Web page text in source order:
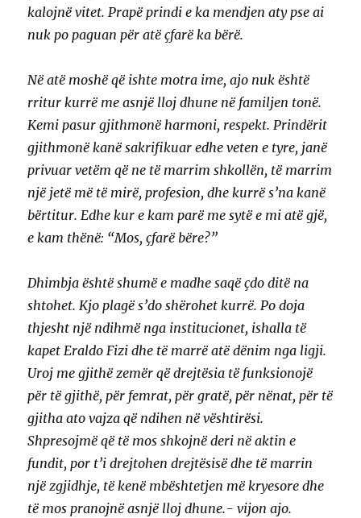
kalojnë vitet. Prapë prindi e ka mendjen aty pse ai
nuk po paguan për atë çfarë ka bërë.
Në atë moshë që ishte motra ime, ajo nuk është
rritur kurrë me asnjë lloj dhune në familjen tonë.
Kemi pasur gjithmonë harmoni, respekt. Prindërit
gjithmonë kanë sakrifikuar edhe veten e tyre, janë
privuar vetëm që ne të marrim shkollën, të marrim
një jetë më të mirë, profesion, dhe kurrë s’na kanë
bërtitur. Edhe kur e kam parë me sytë e mi atë gjë,
e kam thënë: “Mos, çfarë bëre?”
Dhimbja është shumë e madhe saqë çdo ditë na
shtohet. Kjo plagë s’do shërohet kurrë. Po doja
thjesht një ndihmë nga institucionet, ishalla të
kapet Eraldo Fizi dhe të marrë atë dënim nga ligji.
Uroj me gjithë zemër që drejtësia të funksionojë
për të gjithë, për femrat, për gratë, për nënat, për të
gjitha ato vajza që ndihen në vështirësi.
Shpresojmë që të mos shkojnë deri në aktin e
fundit, por t’i drejtohen drejtësisë dhe të marrin
një zgjidhje, të kenë mbështetjen më kryesore dhe
të mos pranojnë asnjë lloj dhune.- vijon ajo.